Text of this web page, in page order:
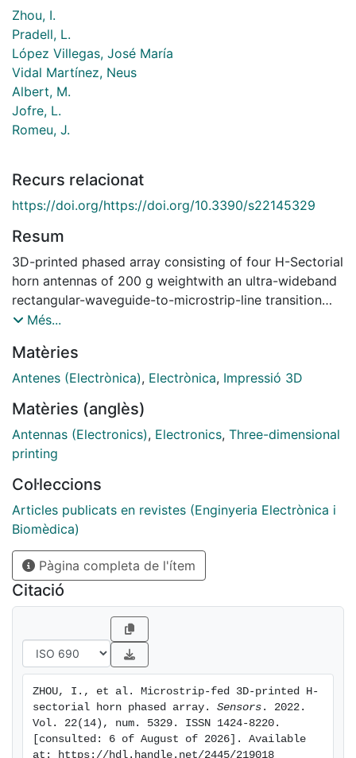
Zhou, I.
Pradell, L.
López Villegas, José María
Vidal Martínez, Neus
Albert, M.
Jofre, L.
Romeu, J.
Recurs relacionat
https://doi.org/https://doi.org/10.3390/s22145329
Resum
3D-printed phased array consisting of four H-Sectorial
horn antennas of 200 g weightwith an ultra-wideband
rectangular-waveguide-to-microstrip-line transition
operating over the wholeLMDS and K bands (24.25–
exciting three overlappedtransversal patches that
radiate into the waveguide. The transition provides
dB over the whole band of operation (23.5–30.4 GHz).
The measuredfractional bandwidth of the phased array
including the transition was 20.8% (24.75–30.3 GHz).
angles corresponding to six different
progressivephases a, ranging from 0 to 140 at the
central frequency band of operation of 26.5 GHz.
Themaximum gain was found in the broadside
direction a = 0, with 15.2 dB and efficiency h =
78.5%,while the minimum was found for a = 140, with
13.7 dB and h = 91.2%.
Més...
Matèries
Antenes (Electrònica), Electrònica, Impressió 3D
Matèries (anglès)
Antennas (Electronics), Electronics, Three-dimensional
printing
Col·leccions
Articles publicats en revistes (Enginyeria Electrònica i
Biomèdica)
Pàgina completa de l'ítem
Citació
ZHOU, I., et al. Microstrip-fed 3D-printed H-
sectorial horn phased array. Sensors . 2022.
Vol. 22(14), num. 5329. ISSN 1424-8220.
[consulted: 6 of August of 2026]. Available
at: https://hdl.handle.net/2445/219018